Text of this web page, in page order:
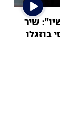
שיר
בוזגלו